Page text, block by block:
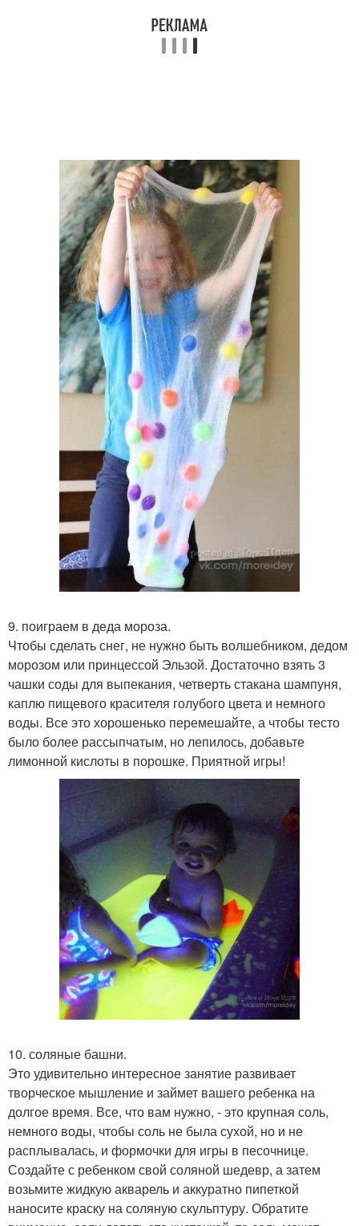
9. поиграем в деда мороза.
Чтобы сделать снег, не нужно быть волшебником, дедом
морозом или принцессой Эльзой. Достаточно взять 3
чашки соды для выпекания, четверть стакана шампуня,
каплю пищевого красителя голубого цвета и немного
воды. Все это хорошенько перемешайте, а чтобы тесто
было более рассыпчатым, но лепилось, добавьте
лимонной кислоты в порошке. Приятной игры!
10. соляные башни.
Это удивительно интересное занятие развивает
творческое мышление и займет вашего ребенка на
долгое время. Все, что вам нужно, - это крупная соль,
немного воды, чтобы соль не была сухой, но и не
расплывалась, и формочки для игры в песочнице.
Создайте с ребенком свой соляной шедевр, а затем
возьмите жидкую акварель и аккуратно пипеткой
наносите краску на соляную скульптуру. Обратите